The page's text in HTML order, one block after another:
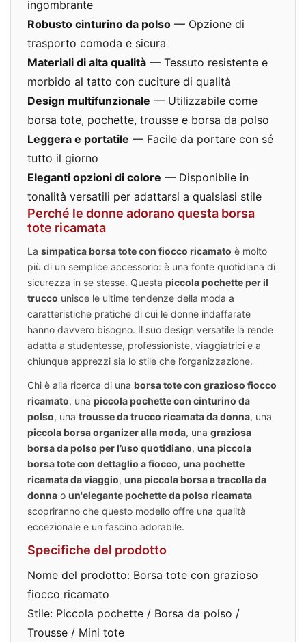
ingombrante
Robusto cinturino da polso — Opzione di
trasporto comoda e sicura
Materiali di alta qualità — Tessuto resistente e
morbido al tatto con cuciture di qualità
Design multifunzionale — Utilizzabile come
borsa tote, pochette, trousse e borsa da polso
Leggera e portatile — Facile da portare con sé
tutto il giorno
Eleganti opzioni di colore — Disponibile in
tonalità versatili per adattarsi a qualsiasi stile
Perché le donne adorano questa borsa
tote ricamata
La simpatica borsa tote con fiocco ricamato è molto
più di un semplice accessorio: è una fonte quotidiana di
sicurezza in se stesse. Questa piccola pochette per il
trucco unisce le ultime tendenze della moda a
caratteristiche pratiche di cui le donne indaffarate
hanno davvero bisogno. Il suo design versatile la rende
adatta a studentesse, professioniste, viaggiatrici e a
chiunque apprezzi sia lo stile che l’organizzazione.
Chi è alla ricerca di una borsa tote con grazioso fiocco
ricamato, una piccola pochette con cinturino da
polso, una trousse da trucco ricamata da donna, una
piccola borsa organizer alla moda, una graziosa
borsa da polso per l’uso quotidiano, una piccola
borsa tote con dettaglio a fiocco, una pochette
ricamata da viaggio, una piccola borsa a tracolla da
donna o un'elegante pochette da polso ricamata
scopriranno che questo modello offre una qualità
eccezionale e un fascino adorabile.
Specifiche del prodotto
Nome del prodotto: Borsa tote con grazioso
fiocco ricamato
Stile: Piccola pochette / Borsa da polso /
Trousse / Mini tote